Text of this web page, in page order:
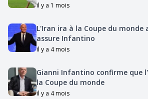
il y a 1 mois
L'Iran ira à la Coupe du monde
assure Infantino
il y a 4 mois
Gianni Infantino confirme que
la Coupe du monde
il y a 4 mois